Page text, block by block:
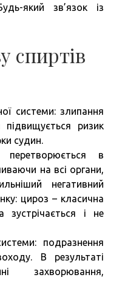
який зв’язок із
спиртів
системи: злипання
підвищується ризик
судин.
перетворюється в
на всі органи,
негативний
цироз – класична
зустрічається і не
подразнення
В результаті
захворювання,